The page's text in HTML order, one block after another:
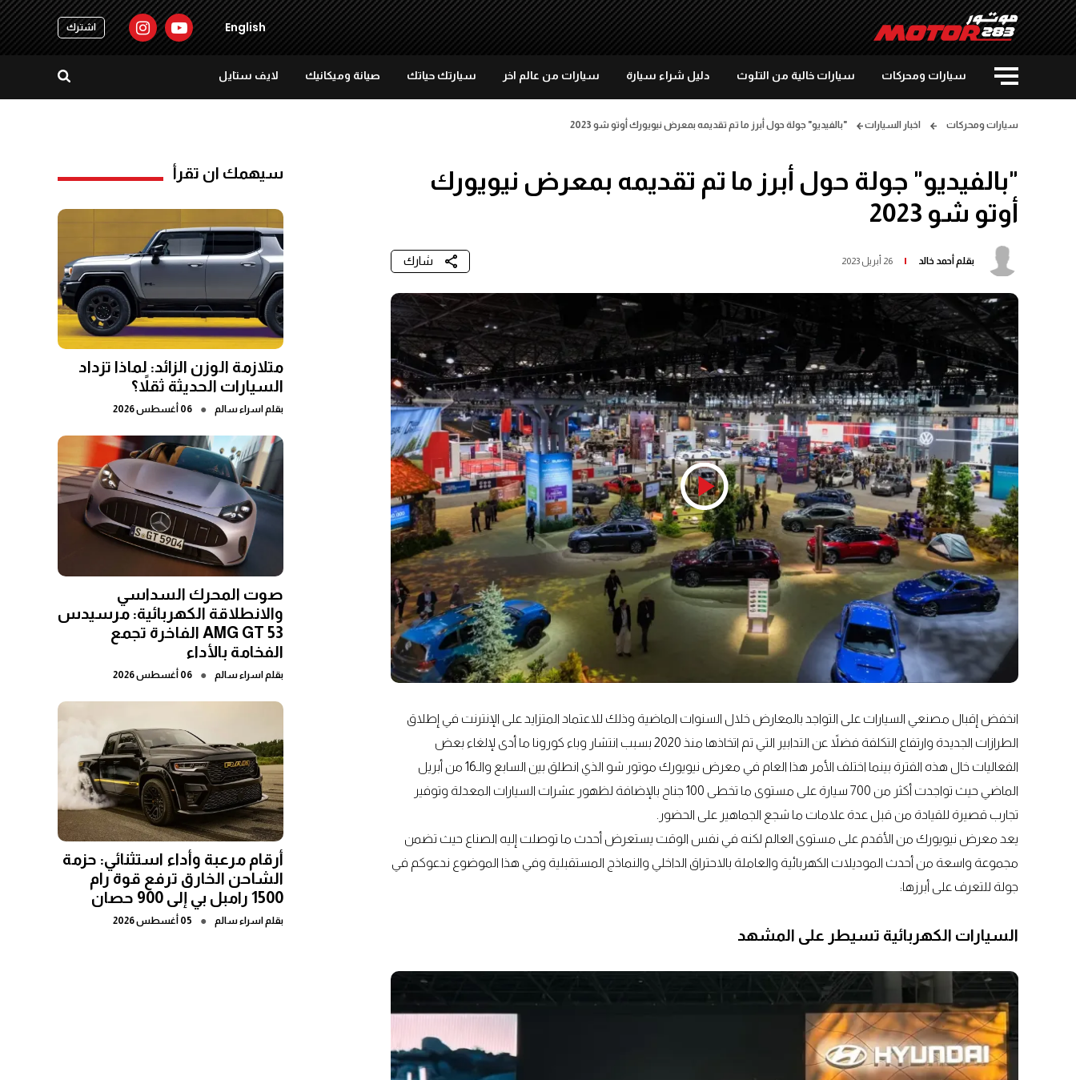
English اشترك
سيارات ومحركات سيارات خالية من التلوث دليل شراء سيارة سيارات من عالم اخر سيارتك حياتك صيانة وميكانيك لايف ستايل
سيارات ومحركات اخبار السيارات "بالفيديو" جولة حول أبرز ما تم تقديمه بمعرض نيويورك أوتو شو 2023
"بالفيديو" جولة حول أبرز ما تم تقديمه بمعرض نيويورك
أوتو شو 2023
بقلم أحمد خالد 26 أبريل 2023 شارك
انخفض إقبال مصنعي السيارات على التواجد بالمعارض خلال السنوات الماضية وذلك للاعتماد المتزايد على الإنترنت في إطلاق
الطرازات الجديدة وارتفاع التكلفة فضلاً عن التدابير التي تم اتخاذها منذ 2020 بسبب انتشار وباء كورونا ما أدى لإلغاء بعض
الفعاليات خال هذه الفترة بينما اختلف الأمر هذا العام في معرض نيويورك موتور شو الذي انطلق بين السابع والـ16 من أبريل
الماضي حيث تواجدت أكثر من 700 سيارة على مستوى ما تخطى 100 جناح بالإضافة لظهور عشرات السيارات المعدلة وتوفير
تجارب قصيرة للقيادة من قبل عدة علامات ما شجع الجماهير على الحضور.
يعد معرض نيويورك من الأقدم على مستوى العالم لكنه في نفس الوقت يستعرض أحدث ما توصلت إليه الصناع حيث تضمن
مجموعة واسعة من أحدث الموديلات الكهربائية والعاملة بالاحتراق الداخلي والنماذج المستقبلية وفي هذا الموضوع ندعوكم في
جولة للتعرف على أبرزها:
السيارات الكهربائية تسيطر على المشهد
سيهمك ان تقرأ
متلازمة الوزن الزائد: لماذا تزداد
السيارات الحديثة ثقلاً؟
بقلم اسراء سالم ● 06 أغسطس 2026
صوت المحرك السداسي
والانطلاقة الكهربائية: مرسيدس
AMG GT 53 الفاخرة تجمع
الفخامة بالأداء
بقلم اسراء سالم ● 06 أغسطس 2026
أرقام مرعبة وأداء استثنائي: حزمة
الشاحن الخارق ترفع قوة رام
1500 رامبل بي إلى 900 حصان
بقلم اسراء سالم ● 05 أغسطس 2026